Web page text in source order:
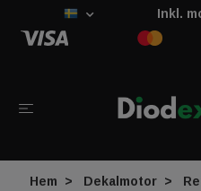
Inkl.
Hem Dekalmotor